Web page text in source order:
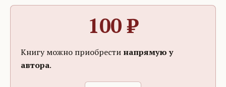
100₽
Книгу можно приобрести напрямую у
автора.